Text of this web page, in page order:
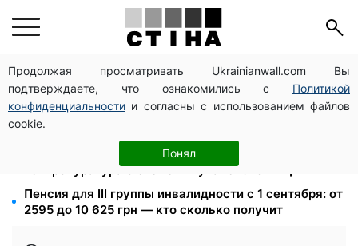
Продолжая просматривать Ukrainianwall.com Вы
подтверждаете, что ознакомились с Политикой
конфиденциальности и согласны с использованием файлов
cookie.
Понял
125 грн за куб воды: закон №4777 запустил двойное
подорожание тарифов в регионах
Пенсия по инвалидности III группы с сентября: от
2595 до 10 625 грн — кто сколько получит
1577 человек списали с учета за $10 000:
Генпрокуратура о схеме в Мукачевском ТЦК
Пенсия для III группы инвалидности с 1 сентября: от
2595 до 10 625 грн — кто сколько получит